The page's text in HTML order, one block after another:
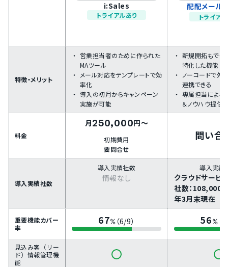
i:Sales
トライアルあり
配配メール
トライア
特徴・メリット
営業担当者のために作られた
MAツール
メール対応をテンプレートで効
率化
導入の初月からキャンペーン
実施が可能
新規開拓もでき
特化した機能
ノーコードで外
連携できる
専属担当による
＆ノウハウ提供
料金
月250,000円～
初期費用
要問合せ
問い合
導入実績社数
導入実績社数
情報なし
導入実績
クラウドサービ
社数：
年3月末現在
重要機能カバー
率
67% （6/9） 56%（
見込み客（リー
ド）情報管理機
能